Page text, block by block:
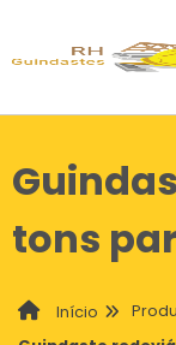
tons
Início